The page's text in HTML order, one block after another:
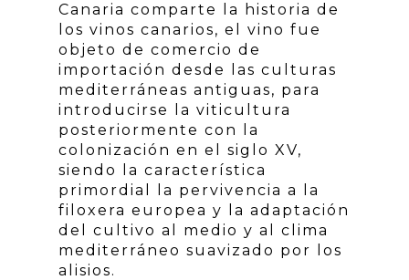
Canaria comparte la historia de
los vinos canarios, el vino fue
objeto de comercio de
importación desde las culturas
mediterráneas antiguas, para
introducirse la viticultura
posteriormente con la
colonización en el siglo XV,
siendo la característica
primordial la pervivencia a la
filoxera europea y la adaptación
del cultivo al medio y al clima
mediterráneo suavizado por los
alisios.